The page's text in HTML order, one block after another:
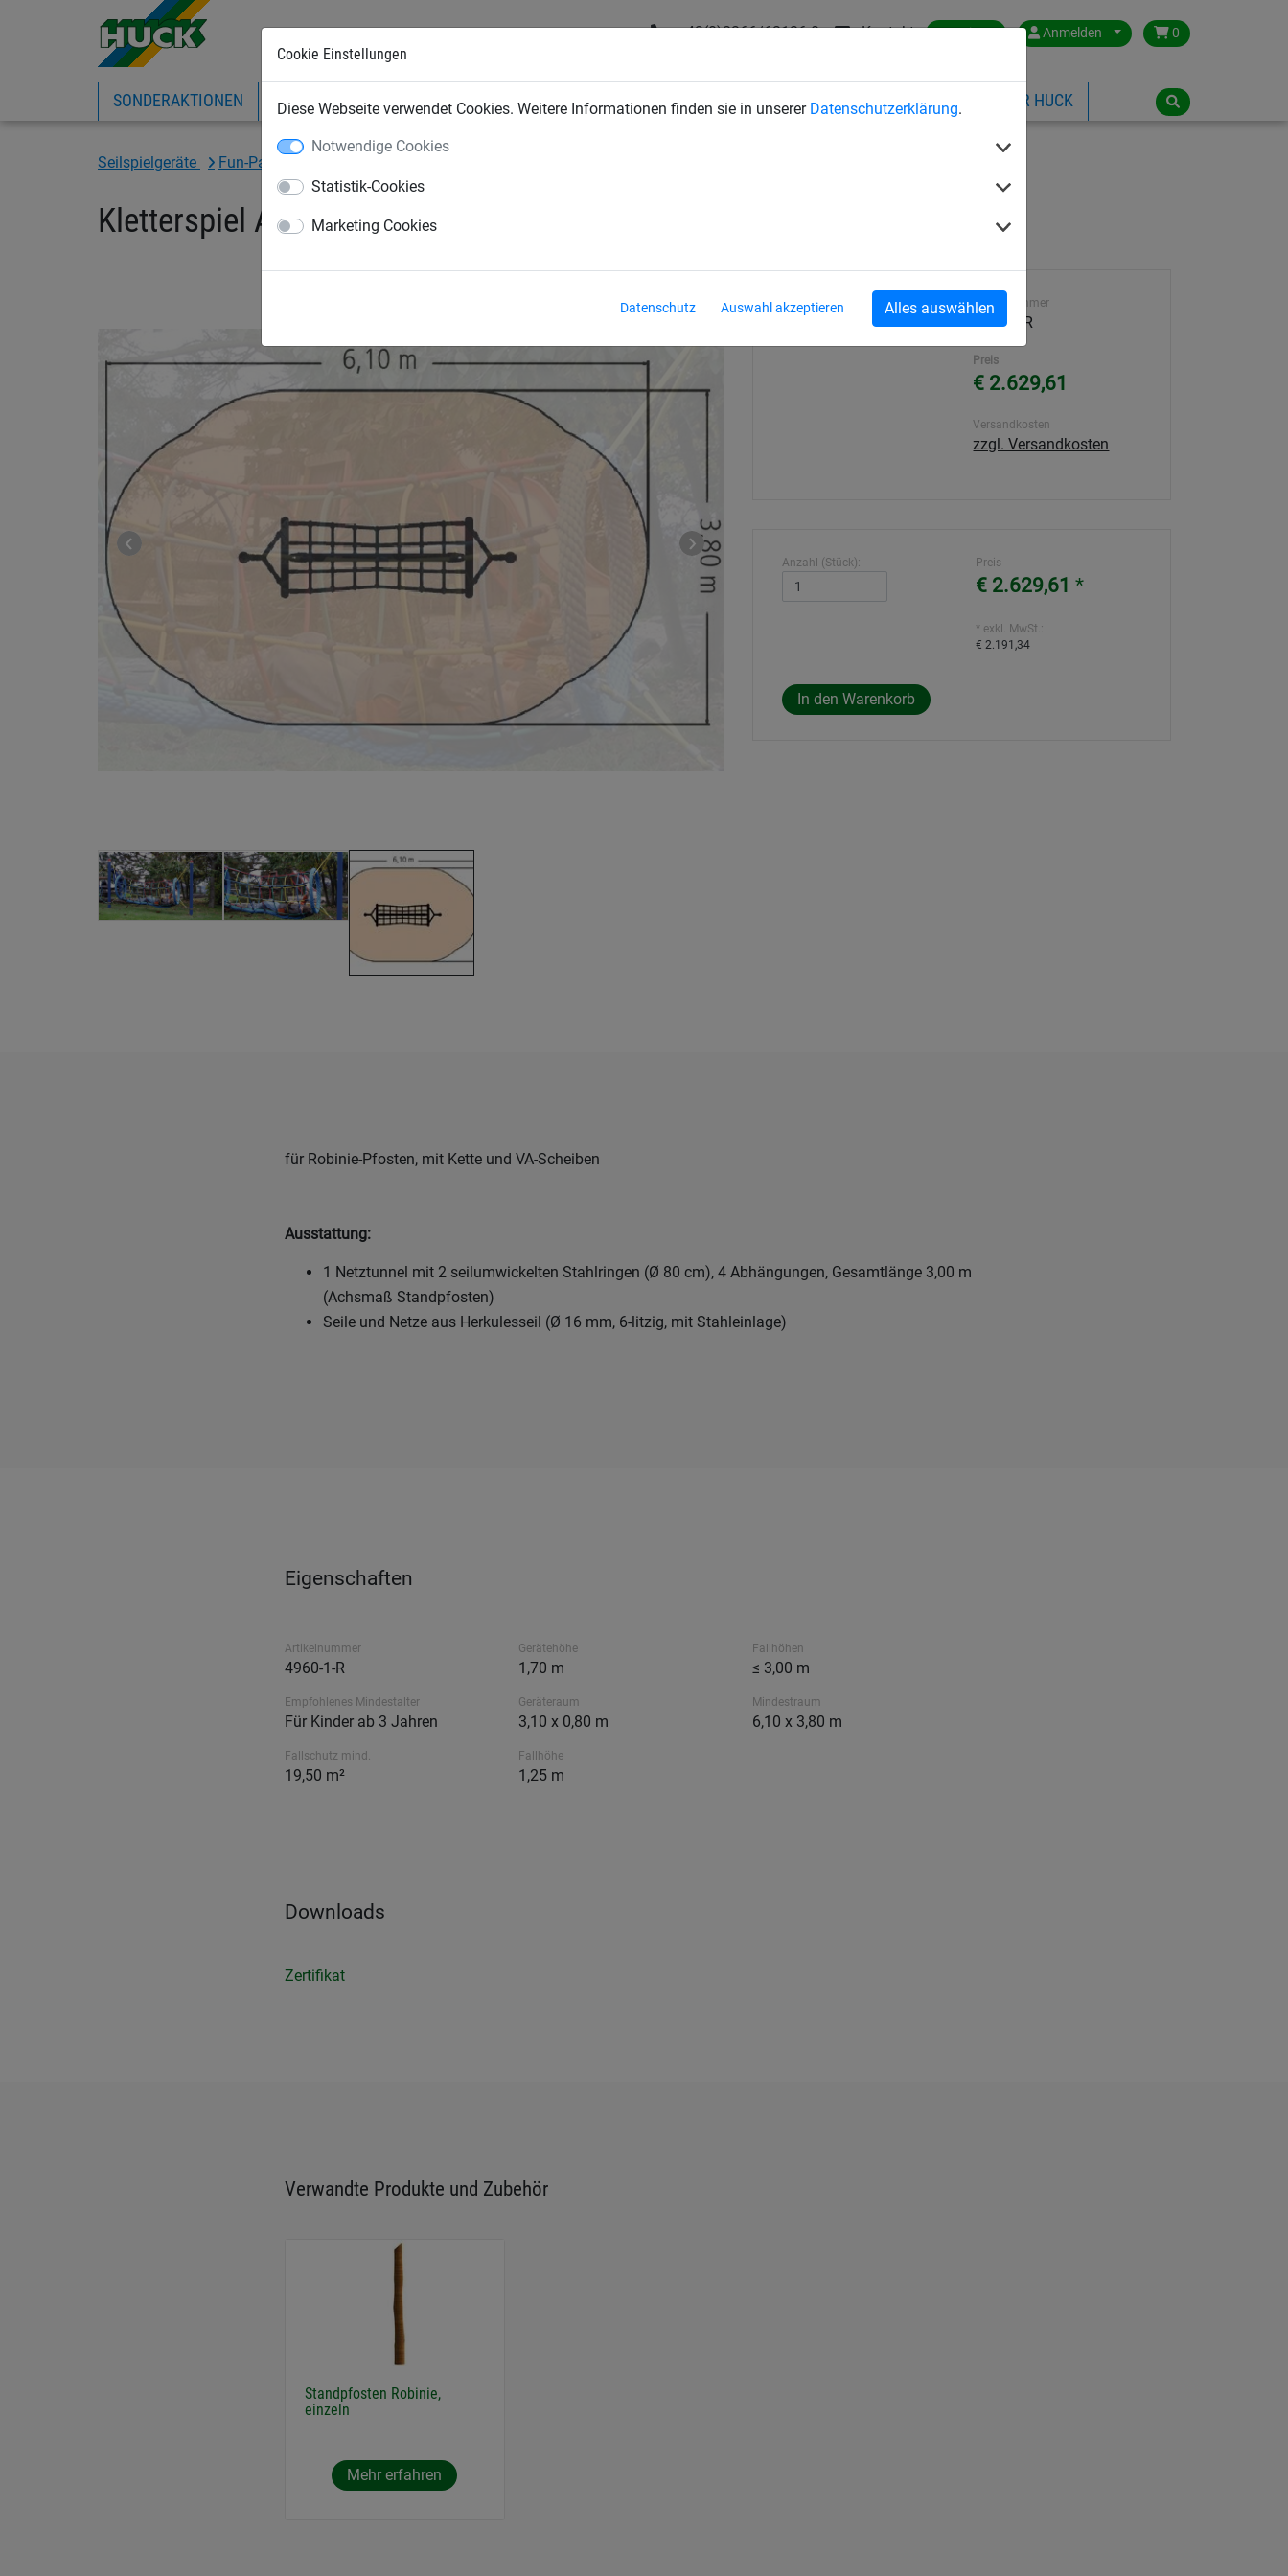
Cookie Einstellungen
Diese Webseite verwendet Cookies. Weitere Informationen finden sie in unserer Datenschutzerklärung.
Notwendige Cookies
Statistik-Cookies
Marketing Cookies
Datenschutz Auswahl akzeptieren Alles auswählen
+43(0)2266/62126-0 Kontakt Austria Anmelden 0
SONDERAKTIONEN EXPRESS-SHOP INDUSTRIENETZE BAUSCHUTZNETZE SPORTNETZE SEILSPIELGERÄTE ÜBER HUCK
Seilspielgeräte Fun-Parcours 2010
Kletterspiel Abenteuertunnel
Artikelnummer
4960-1-R
Preis
€ 2.629,61
Versandkosten
zzgl. Versandkosten
Anzahl (Stück): Preis
€ 2.629,61 *
* exkl. MwSt.:
€ 2.191,34
für Robinie-Pfosten, mit Kette und VA-Scheiben
Ausstattung:
1 Netztunnel mit 2 seilumwickelten Stahlringen (Ø 80 cm), 4 Abhängungen, Gesamtlänge 3,00 m
(Achsmaß Standpfosten)
Seile und Netze aus Herkulesseil (Ø 16 mm, 6-litzig, mit Stahleinlage)
Eigenschaften
Artikelnummer
4960-1-R
Gerätehöhe
1,70 m
Fallhöhen
≤ 3,00 m
Empfohlenes Mindestalter
Für Kinder ab 3 Jahren
Geräteraum
3,10 x 0,80 m
Mindestraum
6,10 x 3,80 m
Fallschutz mind.
19,50 m²
Fallhöhe
1,25 m
Downloads
Zertifikat
Verwandte Produkte und Zubehör
Standpfosten Robinie,
einzeln
Mehr erfahren